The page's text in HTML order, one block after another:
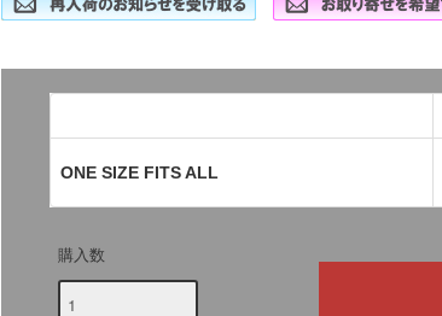
ONE SIZE FITS ALL
購入数